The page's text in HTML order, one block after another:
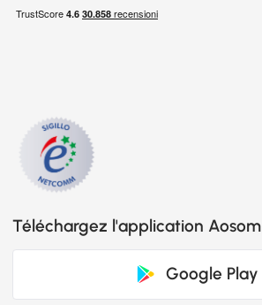
Téléchargez l'application Aosom
Google Play